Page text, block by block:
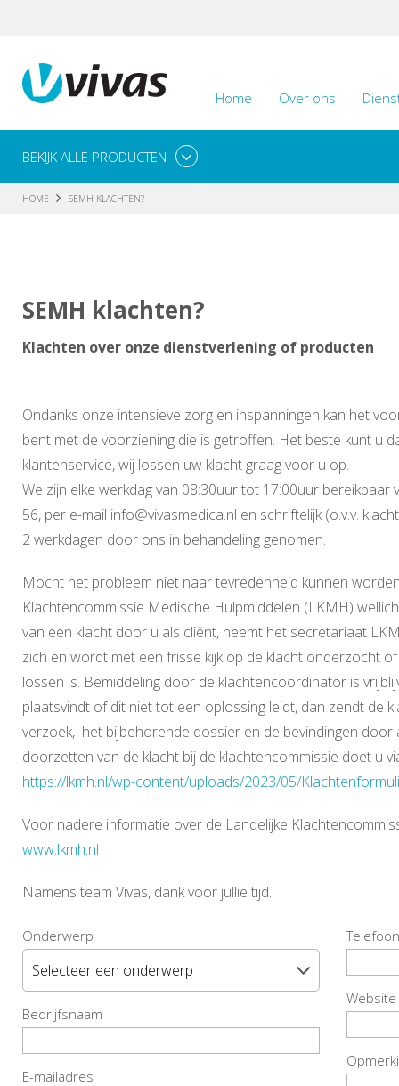
Home Over ons
BEKIJK ALLE PRODUCTEN
HOME SEMH KLACHTEN?
SEMH klachten?
Klachten over onze dienstverlening of producten
Ondanks onze intensieve zorg en inspanningen kan het
bent met de voorziening die is getroffen. Het beste kunt u
klantenservice, wij lossen uw klacht graag voor u op.
We zijn elke werkdag van 08:30uur tot 17:00uur
56, per e-mail info@vivasmedica.nl en schriftelijk (o.v.v.
2 werkdagen door ons in behandeling genomen.
Mocht het probleem niet naar tevredenheid kunnen
Klachtencommissie Medische Hulpmiddelen (LKMH)
van een klacht door u als cliënt, neemt het secretariaat
zich en wordt met een frisse kijk op de klacht onderzocht
lossen is. Bemiddeling door de klachtencoördinator is
plaatsvindt of dit niet tot een oplossing leidt, dan zendt de
verzoek, het bijbehorende dossier en de bevindingen
doorzetten van de klacht bij de klachtencommissie doet u
https://lkmh.nl/wp-content/uploads/2023/05/
Voor nadere informatie over de Landelijke
www.lkmh.nl
Namens team Vivas, dank voor jullie tijd.
Onderwerp
Bedrijfsnaam
E-mailadres
Website